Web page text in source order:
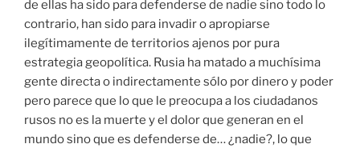
de ellas ha sido para defenderse de nadie sino todo lo
contrario, han sido para invadir o apropiarse
ilegítimamente de territorios ajenos por pura
estrategia geopolítica. Rusia ha matado a muchísima
gente directa o indirectamente sólo por dinero y poder
pero parece que lo que le preocupa a los ciudadanos
rusos no es la muerte y el dolor que generan en el
mundo sino que es defenderse de… ¿nadie?, lo que